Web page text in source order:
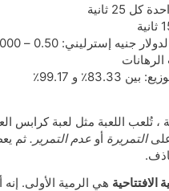
25 ثانية
جنيه إسترليني: 0.50 – 1000
و 99.17٪
، تُلعب اللعبة مثل لعبة كرابس
علىالتمريرة أو عدم التمرير. ثم
الافتتاحية هي الرمية الأولى.